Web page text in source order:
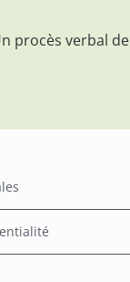
procès verbal